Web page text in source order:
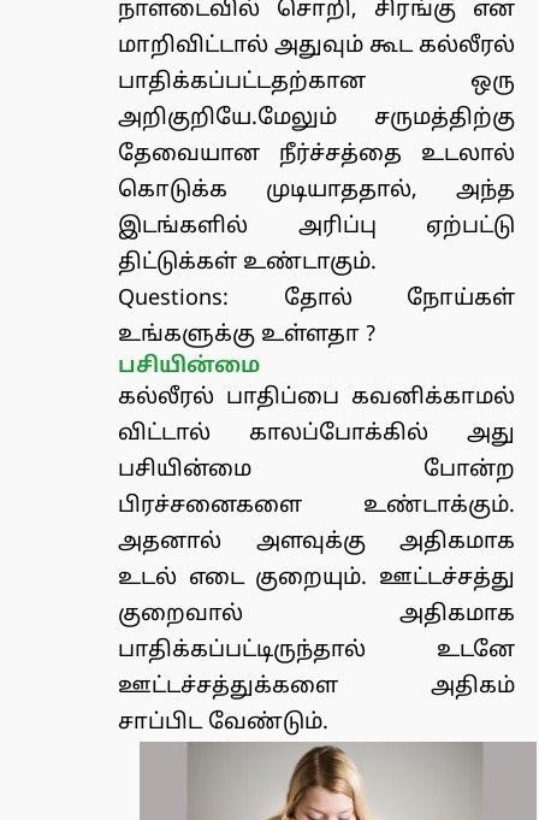
நாளடைவில் சொறி, சிரங்கு என
மாறிவிட்டால் அதுவும் கூட கல்லீரல்
பாதிக்கப்பட்டதற்கான ஒரு
அறிகுறியே.மேலும் சருமத்திற்கு
தேவையான நீர்ச்சத்தை உடலால்
கொடுக்க முடியாததால், அந்த
இடங்களில் அரிப்பு ஏற்பட்டு
திட்டுக்கள் உண்டாகும்.
Questions: தோல் நோய்கள்
உங்களுக்கு உள்ளதா ?
பசியின்மை
கல்லீரல் பாதிப்பை கவனிக்காமல்
விட்டால் காலப்போக்கில் அது
பசியின்மை போன்ற
பிரச்சனைகளை உண்டாக்கும்.
அதனால் அளவுக்கு அதிகமாக
உடல் எடை குறையும். ஊட்டச்சத்து
குறைவால் அதிகமாக
பாதிக்கப்பட்டிருந்தால் உடனே
ஊட்டச்சத்துக்களை அதிகம்
சாப்பிட வேண்டும்.